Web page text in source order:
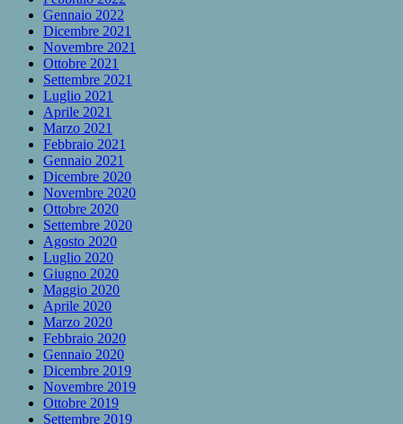
Gennaio 2022
Dicembre 2021
Novembre 2021
Ottobre 2021
Settembre 2021
Luglio 2021
Aprile 2021
Marzo 2021
Febbraio 2021
Gennaio 2021
Dicembre 2020
Novembre 2020
Ottobre 2020
Settembre 2020
Agosto 2020
Luglio 2020
Giugno 2020
Maggio 2020
Aprile 2020
Marzo 2020
Febbraio 2020
Gennaio 2020
Dicembre 2019
Novembre 2019
Ottobre 2019
Settembre 2019